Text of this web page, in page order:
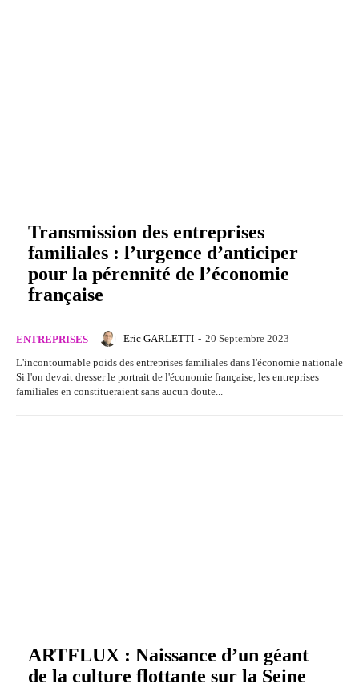
Transmission des entreprises
familiales : l’urgence d’anticiper
pour la pérennité de l’économie
française
ENTREPRISES Eric GARLETTI - 20 Septembre 2023
L'incontournable poids des entreprises familiales dans l'économie nationale
Si l'on devait dresser le portrait de l'économie française, les entreprises
familiales en constitueraient sans aucun doute...
ARTFLUX : Naissance d’un géant
de la culture flottante sur la Seine